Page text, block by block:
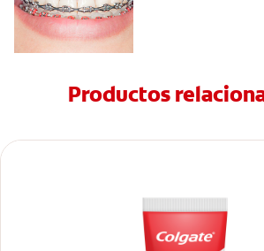
Productos